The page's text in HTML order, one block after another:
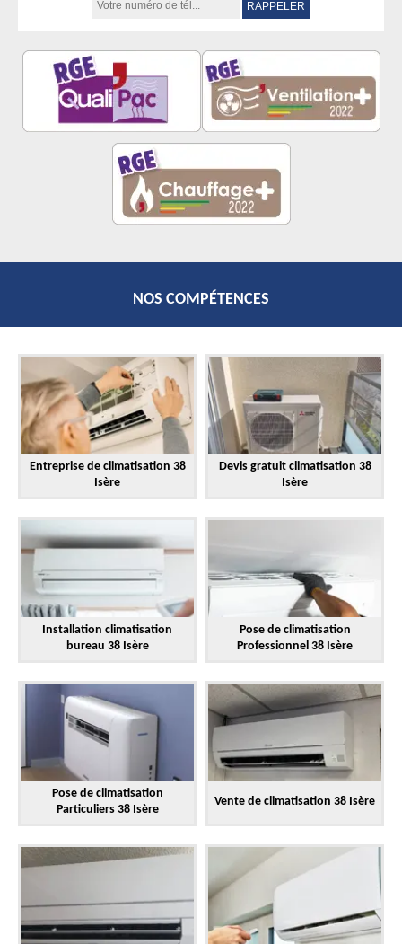
NOS COMPÉTENCES
Entreprise de climatisation 38
Isère
Devis gratuit climatisation 38
Isère
Installation climatisation
bureau 38 Isère
Pose de climatisation
Professionnel 38 Isère
Pose de climatisation
Particuliers 38 Isère
Vente de climatisation 38 Isère